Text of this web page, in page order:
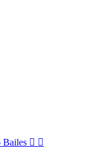
Bailes  